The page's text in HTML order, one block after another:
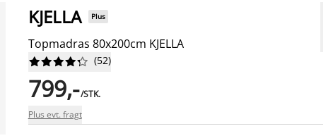
KJELLA Plus
Topmadras 80x200cm KJELLA





 (52)
799,-/STK.
Plus evt. fragt